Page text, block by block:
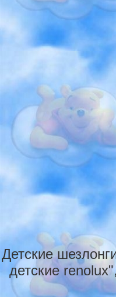
Детские
детские